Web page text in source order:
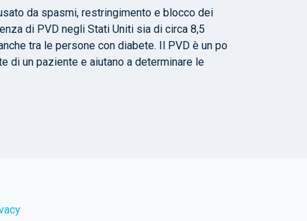
da spasmi, restringimento e blocco dei
di PVD negli Stati Uniti sia di circa 8,5
tra le persone con diabete. Il PVD è un po
di un paziente e aiutano a determinare le